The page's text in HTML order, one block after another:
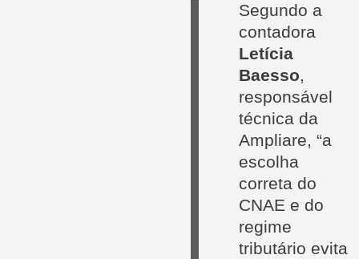
Segundo a
contadora
Letícia
Baesso,
responsável
técnica da
Ampliare, “a
escolha
correta do
CNAE e do
regime
tributário evita